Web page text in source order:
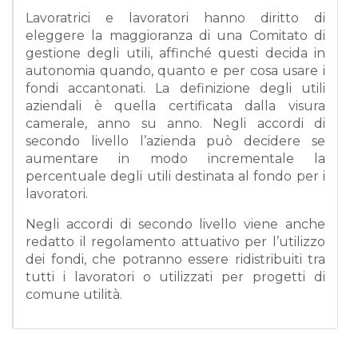
Lavoratrici e lavoratori hanno diritto di
eleggere la maggioranza di una Comitato di
gestione degli utili, affinché questi decida in
autonomia quando, quanto e per cosa usare i
fondi accantonati. La definizione degli utili
aziendali è quella certificata dalla visura
camerale, anno su anno. Negli accordi di
secondo livello l’azienda può decidere se
aumentare in modo incrementale la
percentuale degli utili destinata al fondo per i
lavoratori.
Negli accordi di secondo livello viene anche
redatto il regolamento attuativo per l’utilizzo
dei fondi, che potranno essere ridistribuiti tra
tutti i lavoratori o utilizzati per progetti di
comune utilità.